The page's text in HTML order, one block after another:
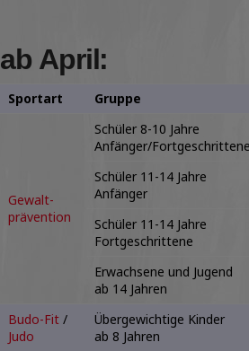
ab April:
Sportart Gruppe
Gewalt-
prävention
Schüler 8-10 Jahre
Anfänger/Fortgeschrittene
Schüler 11-14 Jahre
Anfänger
Schüler 11-14 Jahre
Fortgeschrittene
Erwachsene und Jugend
ab 14 Jahren
Budo-Fit/
Judo
Übergewichtige Kinder
ab 8 Jahren